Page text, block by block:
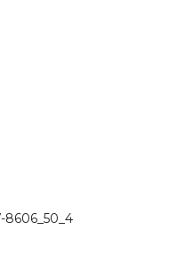
8606_50_4